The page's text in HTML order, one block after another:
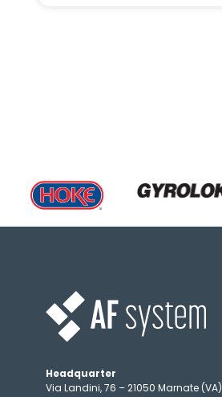
Headquarter
Via Landini, 76 – 21050 Marnate (VA)